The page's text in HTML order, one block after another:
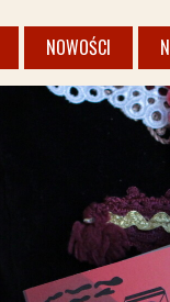
NOWOŚCI